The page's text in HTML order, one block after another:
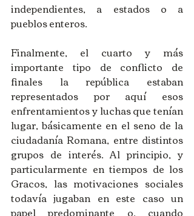
independientes, a estados o a
pueblos enteros.
Finalmente, el cuarto y más
importante tipo de conflicto de
finales la república estaban
representados por aquí esos
enfrentamientos y luchas que tenían
lugar, básicamente en el seno de la
ciudadanía Romana, entre distintos
grupos de interés. Al principio, y
particularmente en tiempos de los
Gracos, las motivaciones sociales
todavía jugaban en este caso un
papel predominante o, cuando